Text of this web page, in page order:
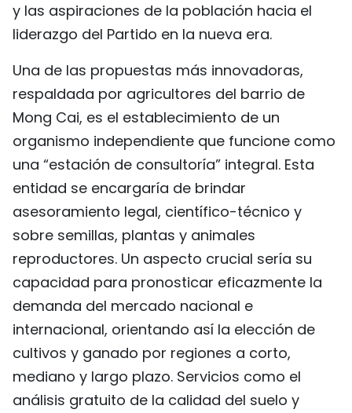
y las aspiraciones de la población hacia el
liderazgo del Partido en la nueva era.
Una de las propuestas más innovadoras,
respaldada por agricultores del barrio de
Mong Cai, es el establecimiento de un
organismo independiente que funcione como
una “estación de consultoría” integral. Esta
entidad se encargaría de brindar
asesoramiento legal, científico-técnico y
sobre semillas, plantas y animales
reproductores. Un aspecto crucial sería su
capacidad para pronosticar eficazmente la
demanda del mercado nacional e
internacional, orientando así la elección de
cultivos y ganado por regiones a corto,
mediano y largo plazo. Servicios como el
análisis gratuito de la calidad del suelo y